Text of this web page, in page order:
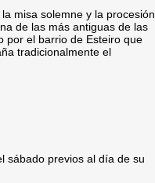
misa solemne y la procesión
de las más antiguas de las
por el barrio de Esteiro que
tradicionalmente el
sábado previos al día de su